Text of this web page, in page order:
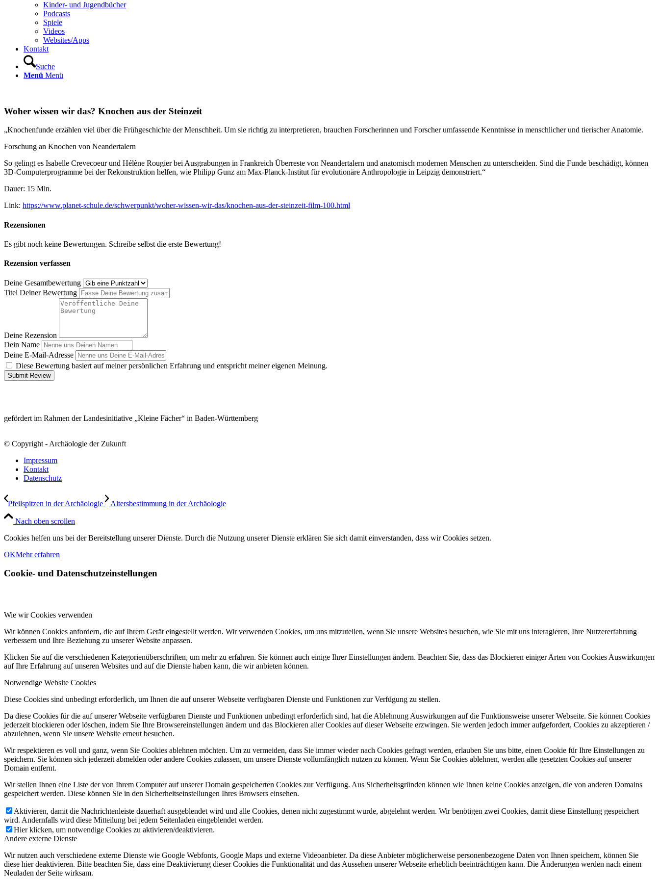
Kinder- und Jugendbücher
Podcasts
Spiele
Videos
Websites/Apps
Kontakt
Suche
Menü Menü
Woher wissen wir das? Knochen aus der Steinzeit
„Knochenfunde erzählen viel über die Frühgeschichte der Menschheit. Um sie richtig zu interpretieren, brauchen Forscherinnen und Forscher umfassende Kenntnisse in menschlicher und tierischer Anatomie.
Forschung an Knochen von Neandertalern
So gelingt es Isabelle Crevecoeur und Hélène Rougier bei Ausgrabungen in Frankreich Überreste von Neandertalern und anatomisch modernen Menschen zu unterscheiden. Sind die Funde beschädigt, können
3D-Computerprogramme bei der Rekonstruktion helfen, wie Philipp Gunz am Max-Planck-Institut für evolutionäre Anthropologie in Leipzig demonstriert.“
Dauer: 15 Min.
Link: https://www.planet-schule.de/schwerpunkt/woher-wissen-wir-das/knochen-aus-der-steinzeit-film-100.html
Rezensionen
Es gibt noch keine Bewertungen. Schreibe selbst die erste Bewertung!
Rezension verfassen
Deine Gesamtbewertung
Titel Deiner Bewertung
Deine Rezension
Dein Name
Deine E-Mail-Adresse
Diese Bewertung basiert auf meiner persönlichen Erfahrung und entspricht meiner eigenen Meinung.
Submit Review
gefördert im Rahmen der Landesinitiative „Kleine Fächer“ in Baden-Württemberg
© Copyright - Archäologie der Zukunft
Impressum
Kontakt
Datenschutz
Pfeilspitzen in der Archäologie Altersbestimmung in der Archäologie
Nach oben scrollen
Cookies helfen uns bei der Bereitstellung unserer Dienste. Durch die Nutzung unserer Dienste erklären Sie sich damit einverstanden, dass wir Cookies setzen.
OKMehr erfahren
Cookie- und Datenschutzeinstellungen
Wie wir Cookies verwenden
Wir können Cookies anfordern, die auf Ihrem Gerät eingestellt werden. Wir verwenden Cookies, um uns mitzuteilen, wenn Sie unsere Websites besuchen, wie Sie mit uns interagieren, Ihre Nutzererfahrung
verbessern und Ihre Beziehung zu unserer Website anpassen.
Klicken Sie auf die verschiedenen Kategorienüberschriften, um mehr zu erfahren. Sie können auch einige Ihrer Einstellungen ändern. Beachten Sie, dass das Blockieren einiger Arten von Cookies Auswirkungen
auf Ihre Erfahrung auf unseren Websites und auf die Dienste haben kann, die wir anbieten können.
Notwendige Website Cookies
Diese Cookies sind unbedingt erforderlich, um Ihnen die auf unserer Webseite verfügbaren Dienste und Funktionen zur Verfügung zu stellen.
Da diese Cookies für die auf unserer Webseite verfügbaren Dienste und Funktionen unbedingt erforderlich sind, hat die Ablehnung Auswirkungen auf die Funktionsweise unserer Webseite. Sie können Cookies
jederzeit blockieren oder löschen, indem Sie Ihre Browsereinstellungen ändern und das Blockieren aller Cookies auf dieser Webseite erzwingen. Sie werden jedoch immer aufgefordert, Cookies zu akzeptieren /
abzulehnen, wenn Sie unsere Website erneut besuchen.
Wir respektieren es voll und ganz, wenn Sie Cookies ablehnen möchten. Um zu vermeiden, dass Sie immer wieder nach Cookies gefragt werden, erlauben Sie uns bitte, einen Cookie für Ihre Einstellungen zu
speichern. Sie können sich jederzeit abmelden oder andere Cookies zulassen, um unsere Dienste vollumfänglich nutzen zu können. Wenn Sie Cookies ablehnen, werden alle gesetzten Cookies auf unserer
Domain entfernt.
Wir stellen Ihnen eine Liste der von Ihrem Computer auf unserer Domain gespeicherten Cookies zur Verfügung. Aus Sicherheitsgründen können wie Ihnen keine Cookies anzeigen, die von anderen Domains
gespeichert werden. Diese können Sie in den Sicherheitseinstellungen Ihres Browsers einsehen.
Aktivieren, damit die Nachrichtenleiste dauerhaft ausgeblendet wird und alle Cookies, denen nicht zugestimmt wurde, abgelehnt werden. Wir benötigen zwei Cookies, damit diese Einstellung gespeichert
wird. Andernfalls wird diese Mitteilung bei jedem Seitenladen eingeblendet werden.
Hier klicken, um notwendige Cookies zu aktivieren/deaktivieren.
Andere externe Dienste
Wir nutzen auch verschiedene externe Dienste wie Google Webfonts, Google Maps und externe Videoanbieter. Da diese Anbieter möglicherweise personenbezogene Daten von Ihnen speichern, können Sie
diese hier deaktivieren. Bitte beachten Sie, dass eine Deaktivierung dieser Cookies die Funktionalität und das Aussehen unserer Webseite erheblich beeinträchtigen kann. Die Änderungen werden nach einem
Neuladen der Seite wirksam.